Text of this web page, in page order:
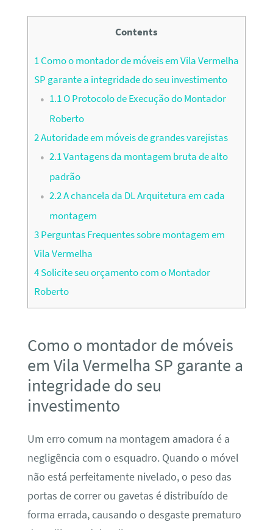
Contents
1Como o montador de móveis em Vila Vermelha
SP garante a integridade do seu investimento
1.1O Protocolo de Execução do Montador
Roberto
2Autoridade em móveis de grandes varejistas
2.1Vantagens da montagem bruta de alto
padrão
2.2A chancela da DL Arquitetura em cada
montagem
3Perguntas Frequentes sobre montagem em
Vila Vermelha
4Solicite seu orçamento com o Montador
Roberto
Como o montador de móveis
em Vila Vermelha SP garante a
integridade do seu
investimento
Um erro comum na montagem amadora é a
negligência com o esquadro. Quando o móvel
não está perfeitamente nivelado, o peso das
portas de correr ou gavetas é distribuído de
forma errada, causando o desgaste prematuro